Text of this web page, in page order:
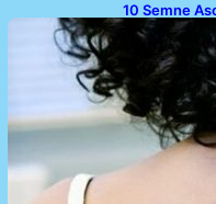
10 Semne
Trebuie să